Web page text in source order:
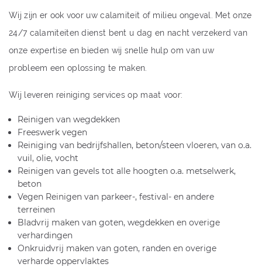
Wij zijn er ook voor uw calamiteit of milieu ongeval. Met onze
24/7 calamiteiten dienst bent u dag en nacht verzekerd van
onze expertise en bieden wij snelle hulp om van uw
probleem een oplossing te maken.
Wij leveren reiniging services op maat voor:
Reinigen van wegdekken
Freeswerk vegen
Reiniging van bedrijfshallen, beton/steen vloeren, van o.a.
vuil, olie, vocht
Reinigen van gevels tot alle hoogten o.a. metselwerk,
beton
Vegen Reinigen van parkeer-, festival- en andere
terreinen
Bladvrij maken van goten, wegdekken en overige
verhardingen
Onkruidvrij maken van goten, randen en overige
verharde oppervlaktes